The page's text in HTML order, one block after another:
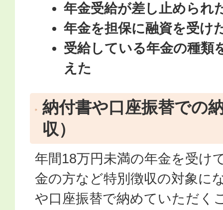
年金受給が差し止められ
年金を担保に融資を受け
受給している年金の種類
えた な
納付書や口座振替での
収）
年間18万円未満の年金を受け
金の方など特別徴収の対象に
や口座振替で納めていただく